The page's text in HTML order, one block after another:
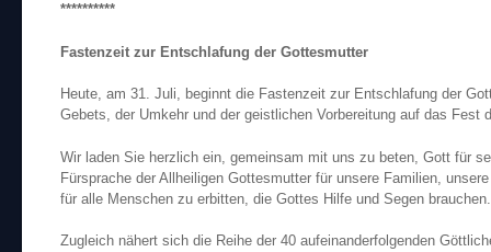
**********
Fastenzeit zur Entschlafung der Gottesmutter
Heute, am 31. Juli, beginnt die Fastenzeit zur Entschlafung der
Gebets, der Umkehr und der geistlichen Vorbereitung auf das Fest
Wir laden Sie herzlich ein, gemeinsam mit uns zu beten, Gott für
Fürsprache der Allheiligen Gottesmutter für unsere Familien,
für alle Menschen zu erbitten, die Gottes Hilfe und Segen brauchen.
Zugleich nähert sich die Reihe der 40 aufeinanderfolgenden